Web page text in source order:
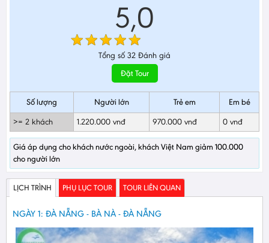
5,0
Tổng số 32 Đánh giá
Đặt Tour
Số lượng Người lớn Trẻ em
Em bé
>= 2 khách
1.220.000 vnđ 970.000 vnđ 0 vnđ
Giá áp dụng cho khách nước ngoài, khách Việt Nam giảm 100.000
cho người lớn
LỊCH TRÌNH PHỤ LỤC TOUR TOUR LIÊN QUAN
NGÀY 1: ĐÀ NẴNG - BÀ NÀ - ĐÀ NẴNG